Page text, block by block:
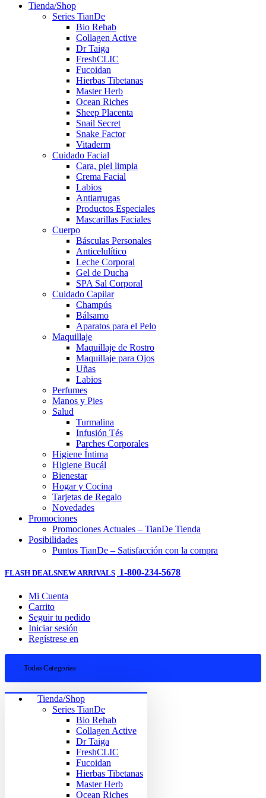
Tienda/Shop
Series TianDe
Bio Rehab
Collagen Active
Dr Taiga
FreshCLIC
Fucoidan
Hierbas Tibetanas
Master Herb
Ocean Riches
Sheep Placenta
Snail Secret
Snake Factor
Vitaderm
Cuidado Facial
Cara, piel limpia
Crema Facial
Labios
Antiarrugas
Productos Especiales
Mascarillas Faciales
Cuerpo
Básculas Personales
Anticelulítico
Leche Corporal
Gel de Ducha
SPA Sal Corporal
Cuidado Capilar
Champús
Bálsamo
Aparatos para el Pelo
Maquillaje
Maquillaje de Rostro
Maquillaje para Ojos
Uñas
Labios
Perfumes
Manos y Pies
Salud
Turmalina
Infusión Tés
Parches Corporales
Higiene Íntima
Higiene Bucál
Bienestar
Hogar y Cocina
Tarjetas de Regalo
Novedades
Promociones
Promociones Actuales – TianDe Tienda
Posibilidades
Puntos TianDe – Satisfacción con la compra
FLASH DEALSNEW ARRIVALS 1-800-234-5678
Mi Cuenta
Carrito
Seguir tu pedido
Iniciar sesión
Regístrese en
Todas Categorias
Tienda/Shop
Series TianDe
Bio Rehab
Collagen Active
Dr Taiga
FreshCLIC
Fucoidan
Hierbas Tibetanas
Master Herb
Ocean Riches